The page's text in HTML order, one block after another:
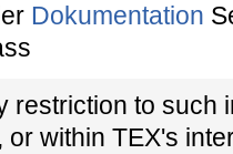
Dokumentation
restriction to such
or within TEX's